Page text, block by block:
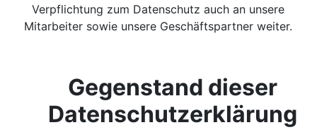
Verpflichtung zum Datenschutz auch an unsere
Mitarbeiter sowie unsere Geschäftspartner weiter.
Gegenstand dieser
Datenschutzerklärung